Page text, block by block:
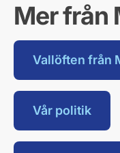
Mer från
Vallöften från
Vår politik